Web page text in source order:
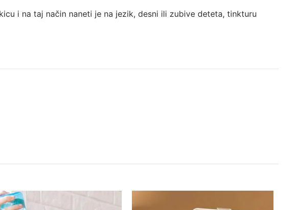
i na taj način naneti je na jezik, desni ili zubive deteta, tinkturu